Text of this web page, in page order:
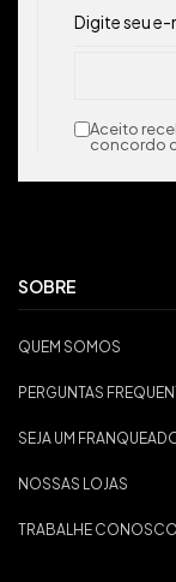
Aceito
concordo
SOBRE
QUEM SOMOS
PERGUNTAS
SEJA UM
NOSSAS LOJAS
TRABALHE CONOSCO